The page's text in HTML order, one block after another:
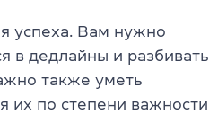
успеха. Вам нужно
в дедлайны и разбивать
также уметь
их по степени важности